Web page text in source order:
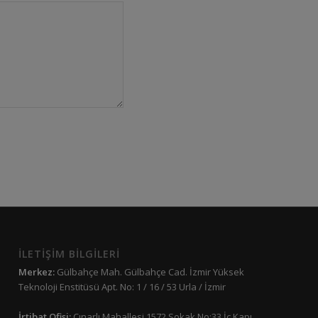
İLETİŞİM BİLGİLERİ
Merkez: Gülbahçe Mah. Gülbahçe Cad. İzmir Yüksek
Teknoloji Enstitüsü Apt. No: 1 / 16 / 53 Urla / İzmir